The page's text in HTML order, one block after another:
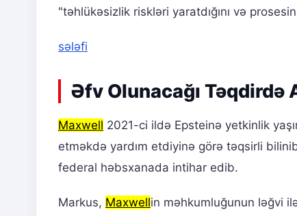
"təhlükəsizlik riskləri yaratdığını və
sələfi
Əfv Olunacağı Təqdirdə
Maxwell 2021-ci ildə Epsteinə yetkinlik
etməkdə yardım etdiyinə görə təqsirli
federal həbsxanada intihar edib.
Markus, Maxwellin məhkumluğunun ləğvi